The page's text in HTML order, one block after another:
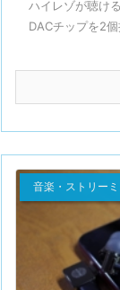
ハイレゾが聴け
DACチップを2
音楽・ストリー